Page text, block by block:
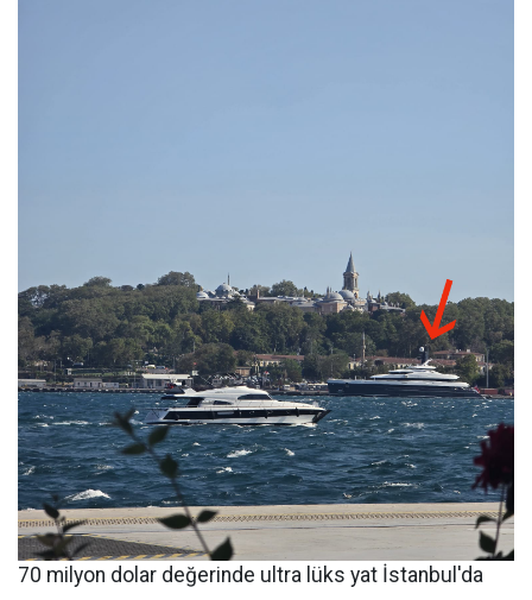
70 milyon dolar değerinde ultra lüks yat İstanbul'da